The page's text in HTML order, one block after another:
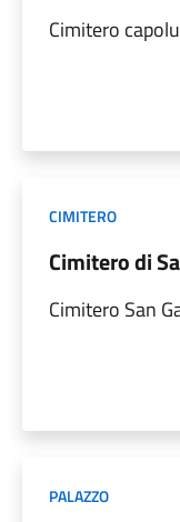
Cimitero
CIMITERO
Cimitero di
Cimitero San
PALAZZO